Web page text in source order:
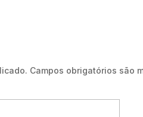
Campos obrigatórios são